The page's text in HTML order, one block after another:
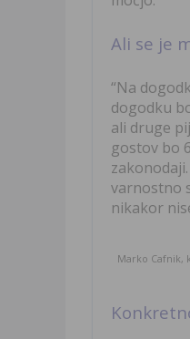
Ali se je
“Na
dogodku
ali druge
gostov bo
varnostno
nikakor
Marko Cafnik,